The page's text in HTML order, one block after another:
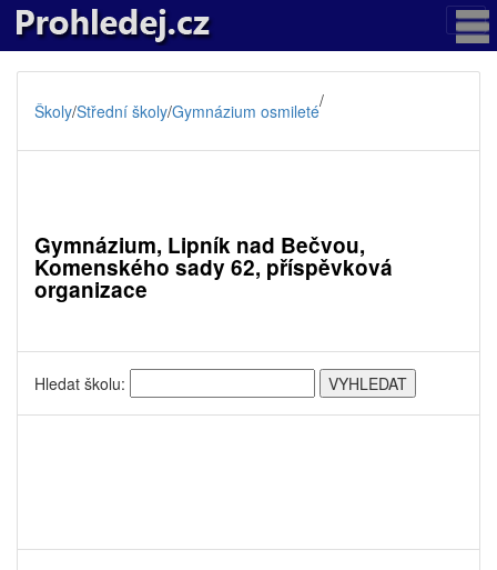
Školy/Střední školy/Gymnázium osmileté/
Gymnázium, Lipník nad Bečvou,
Komenského sady 62, příspěvková
organizace
Hledat školu: